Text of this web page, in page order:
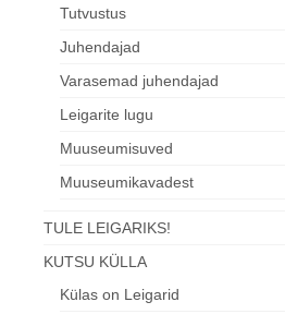
Tutvustus
Juhendajad
Varasemad juhendajad
Leigarite lugu
Muuseumisuved
Muuseumikavadest
TULE LEIGARIKS!
KUTSU KÜLLA
Külas on Leigarid